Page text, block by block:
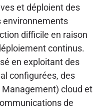
et déploient des
environnements
difficile en raison
continus.
en exploitant des
configurées, des
cloud et
de